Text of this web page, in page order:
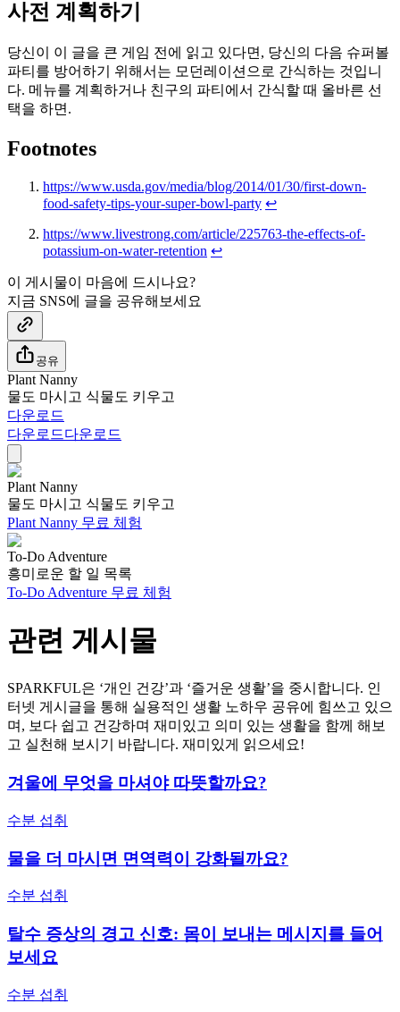
사전 계획하기
당신이 이 글을 큰 게임 전에 읽고 있다면, 당신의 다음 슈퍼볼
파티를 방어하기 위해서는 모던레이션으로 간식하는 것입니
다. 메뉴를 계획하거나 친구의 파티에서 간식할 때 올바른 선
택을 하면.
Footnotes
https://www.usda.gov/media/blog/2014/01/30/first-down-
food-safety-tips-your-super-bowl-party ↩
https://www.livestrong.com/article/225763-the-effects-of-
potassium-on-water-retention ↩
이 게시물이 마음에 드시나요?
지금 SNS에 글을 공유해보세요
공유
Plant Nanny
물도 마시고 식물도 키우고
다운로드
다운로드다운로드
Plant Nanny
물도 마시고 식물도 키우고
Plant Nanny 무료 체험
To-Do Adventure
흥미로운 할 일 목록
To-Do Adventure 무료 체험
관련 게시물
SPARKFUL은 ‘개인 건강’과 ‘즐거운 생활’을 중시합니다. 인
터넷 게시글을 통해 실용적인 생활 노하우 공유에 힘쓰고 있으
며, 보다 쉽고 건강하며 재미있고 의미 있는 생활을 함께 해보
고 실천해 보시기 바랍니다. 재미있게 읽으세요!
겨울에 무엇을 마셔야 따뜻할까요?
수분 섭취
물을 더 마시면 면역력이 강화될까요?
수분 섭취
탈수 증상의 경고 신호: 몸이 보내는 메시지를 들어
보세요
수분 섭취